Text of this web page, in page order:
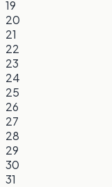
19
20
21
22
23
24
25
26
27
28
29
30
31